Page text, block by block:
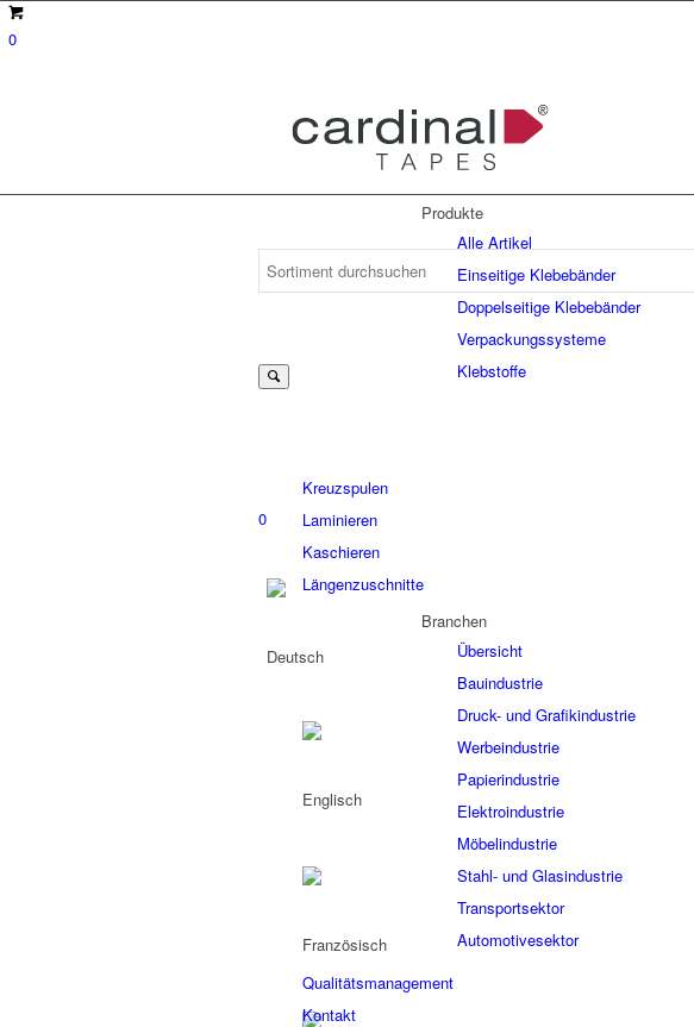
0
0
Produkte
Alle Artikel
Einseitige Klebebänder
Doppelseitige Klebebänder
Verpackungssysteme
Klebstoffe
Kreuzspulen
Laminieren
Kaschieren
Längenzuschnitte
Branchen
Übersicht
Bauindustrie
Druck- und Grafikindustrie
Werbeindustrie
Papierindustrie
Elektroindustrie
Möbelindustrie
Stahl- und Glasindustrie
Transportsektor
Automotivesektor
Qualitätsmanagement
Kontakt